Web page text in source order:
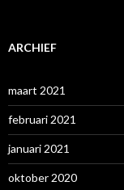
ARCHIEF
maart 2021
februari 2021
januari 2021
oktober 2020